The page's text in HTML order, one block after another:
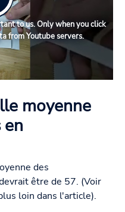
to us. Only when you click
from Youtube servers.
moyenne
des
être de 57. (Voir
loin dans l'article).